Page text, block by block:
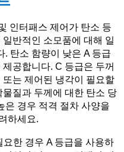
인터패스 제어가 탄소 등
반적인 소모품에 대해 일
. 탄소 함량이 낮은 A 등급
공합니다. C 등급은 두꺼
는 제어된 냉각이 필요할
질과 두께에 대한 탄소 당
은 경우 적격 절차 사양을
하세요.
한 경우 A 등급을 사용하